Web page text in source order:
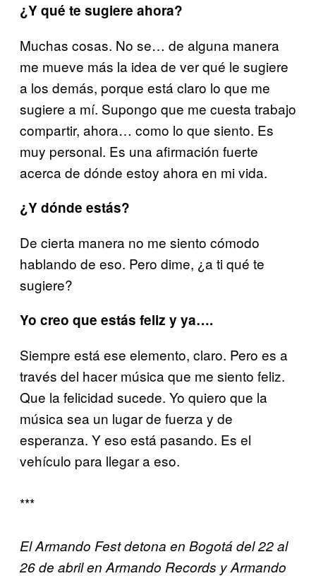
¿Y qué te sugiere ahora?
Muchas cosas. No se… de alguna manera
me mueve más la idea de ver qué le sugiere
a los demás, porque está claro lo que me
sugiere a mí. Supongo que me cuesta trabajo
compartir, ahora… como lo que siento. Es
muy personal. Es una afirmación fuerte
acerca de dónde estoy ahora en mi vida.
¿Y dónde estás?
De cierta manera no me siento cómodo
hablando de eso. Pero dime, ¿a ti qué te
sugiere?
Yo creo que estás feliz y ya….
Siempre está ese elemento, claro. Pero es a
través del hacer música que me siento feliz.
Que la felicidad sucede. Yo quiero que la
música sea un lugar de fuerza y de
esperanza. Y eso está pasando. Es el
vehículo para llegar a eso.
***
El Armando Fest detona en Bogotá del 22 al
26 de abril en Armando Records y Armando